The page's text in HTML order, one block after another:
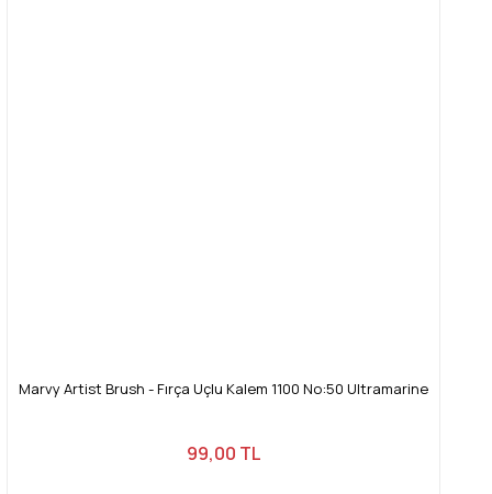
Marvy Artist Brush - Fırça Uçlu Kalem 1100 No:50 Ultramarine
99,00 TL